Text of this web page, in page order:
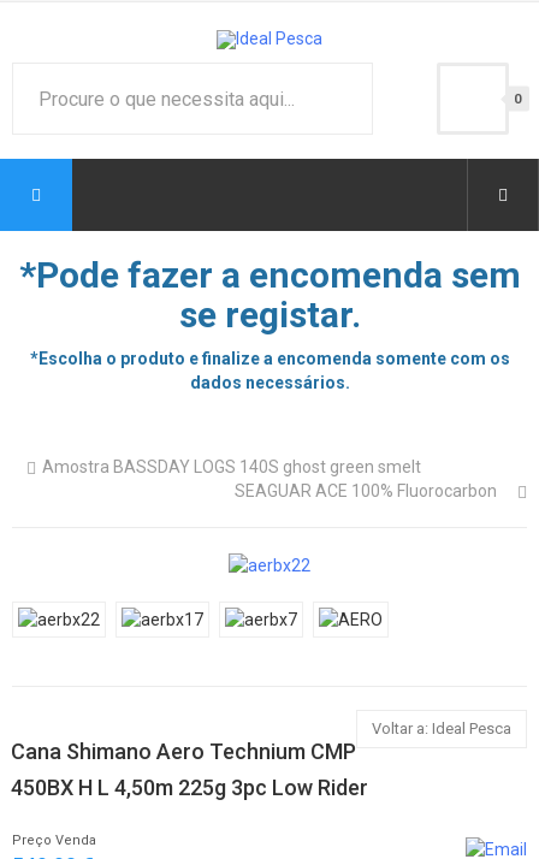
0
*Pode fazer a encomenda sem
se registar.
*Escolha o produto e finalize a encomenda somente com os
dados necessários.
Amostra BASSDAY LOGS 140S ghost green smelt
SEAGUAR ACE 100% Fluorocarbon
Voltar a: Ideal Pesca
Cana Shimano Aero Technium CMP
450BX H L 4,50m 225g 3pc Low Rider
Preço Venda